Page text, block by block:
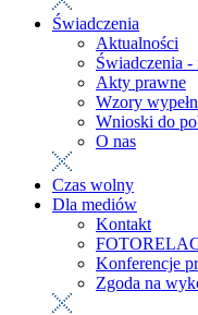
Świadczenia
Aktualności
Świadczenia
Akty prawne
Wzory
Wnioski do
O nas
Czas wolny
Dla mediów
Kontakt
Konferencje
Zgoda na